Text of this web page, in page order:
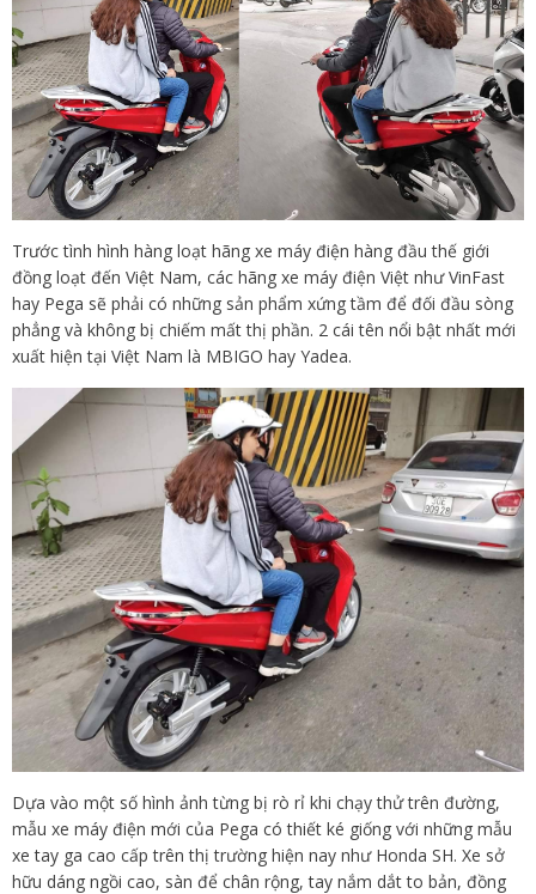
Trước tình hình hàng loạt hãng xe máy điện hàng đầu thế giới
đồng loạt đến Việt Nam, các hãng xe máy điện Việt như VinFast
hay Pega sẽ phải có những sản phẩm xứng tầm để đối đầu sòng
phẳng và không bị chiếm mất thị phần. 2 cái tên nổi bật nhất mới
xuất hiện tại Việt Nam là MBIGO hay Yadea.
Dựa vào một số hình ảnh từng bị rò rỉ khi chạy thử trên đường,
mẫu xe máy điện mới của Pega có thiết ké giống với những mẫu
xe tay ga cao cấp trên thị trường hiện nay như Honda SH. Xe sở
hữu dáng ngồi cao, sàn để chân rộng, tay nắm dắt to bản, đồng